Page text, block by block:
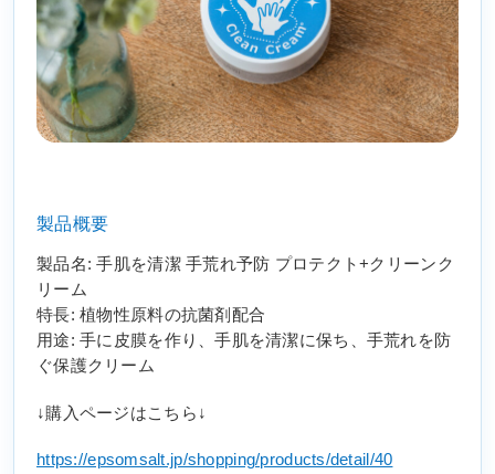
製品概要
製品名: 手肌を清潔 手荒れ予防 プロテクト+クリーンク
リーム
特長: 植物性原料の抗菌剤配合
用途: 手に皮膜を作り、手肌を清潔に保ち、手荒れを防
ぐ保護クリーム
↓購入ページはこちら↓
https://epsomsalt.jp/shopping/products/detail/40